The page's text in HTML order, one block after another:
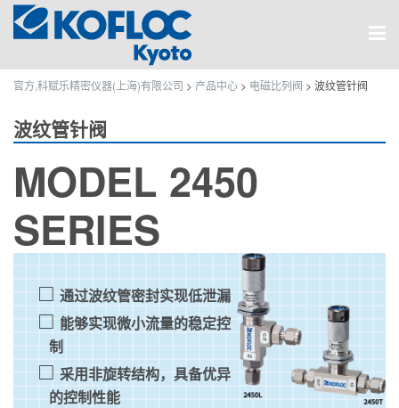
官方,科赋乐精密仪器(上海)有限公司 > 产品中心 > 电磁比列阀 > 波纹管针阀
波纹管针阀
MODEL 2450
SERIES
通过波纹管密封实现低泄漏
能够实现微小流量的稳定控
制
采用非旋转结构，具备优异
的控制性能